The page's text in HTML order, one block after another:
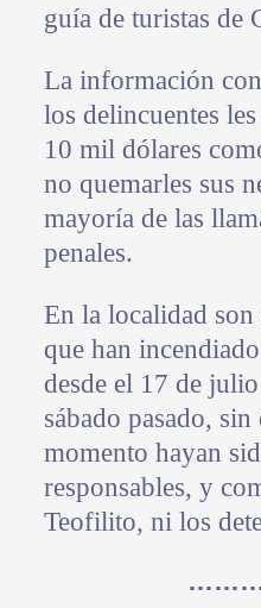
guía de turistas de
La información
los delincuentes
10 mil dólares
no quemarles sus
mayoría de las
penales.
En la localidad
que han
desde el 17 de
sábado pasado, sin
momento hayan
responsables, y
Teofilito, ni los